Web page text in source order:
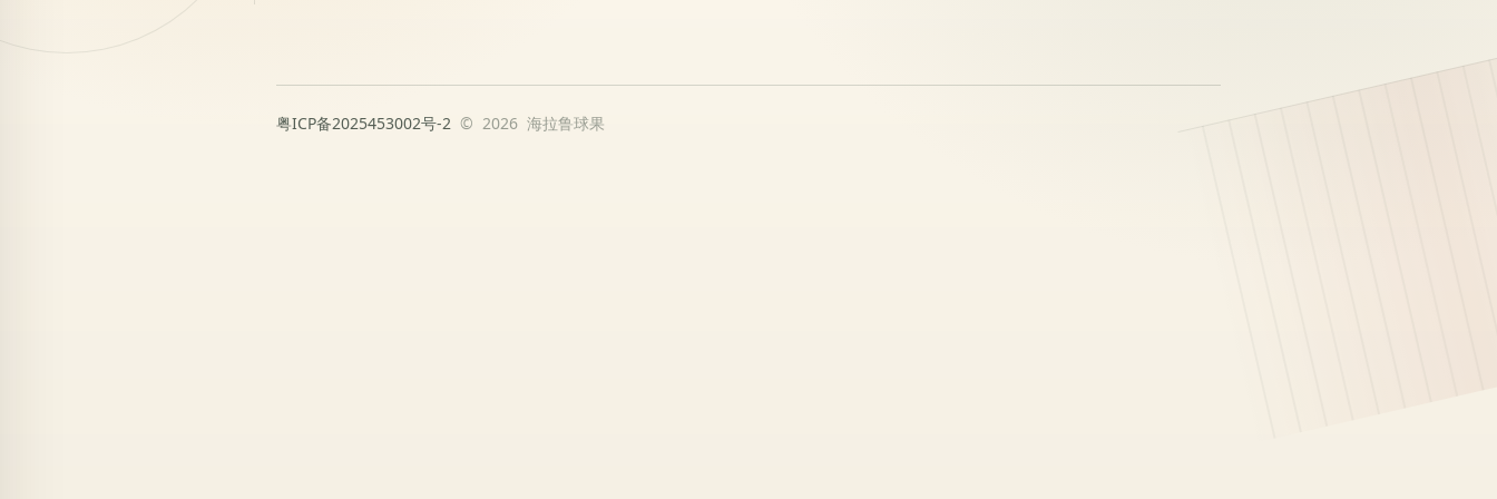
粤ICP备2025453002号-2 © 2026 海拉鲁球果